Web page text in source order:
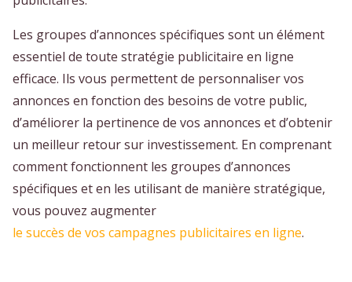
Les groupes d’annonces spécifiques sont un élément
essentiel de toute stratégie publicitaire en ligne
efficace. Ils vous permettent de personnaliser vos
annonces en fonction des besoins de votre public,
d’améliorer la pertinence de vos annonces et d’obtenir
un meilleur retour sur investissement. En comprenant
comment fonctionnent les groupes d’annonces
spécifiques et en les utilisant de manière stratégique,
vous pouvez augmenter
le succès de vos campagnes publicitaires en ligne.